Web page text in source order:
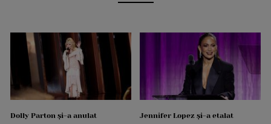
Dolly Parton și-a anulat
Jennifer Lopez și-a etalat